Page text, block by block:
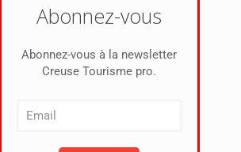
Abonnez-vous
Abonnez-vous à la newsletter
Creuse Tourisme pro.